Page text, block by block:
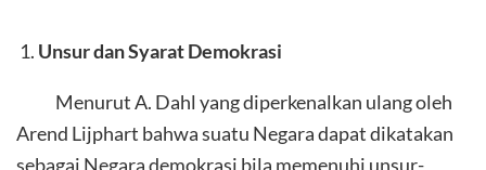
Unsur dan Syarat Demokrasi
Menurut A. Dahl yang diperkenalkan ulang oleh
Arend Lijphart bahwa suatu Negara dapat dikatakan
sebagai Negara demokrasi bila memenuhi unsur-